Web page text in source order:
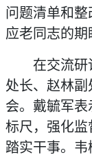
问题清单和
应老同志的期
在交流研
处长、赵林
会。戴毓军
标尺，强化监
踏实干事。